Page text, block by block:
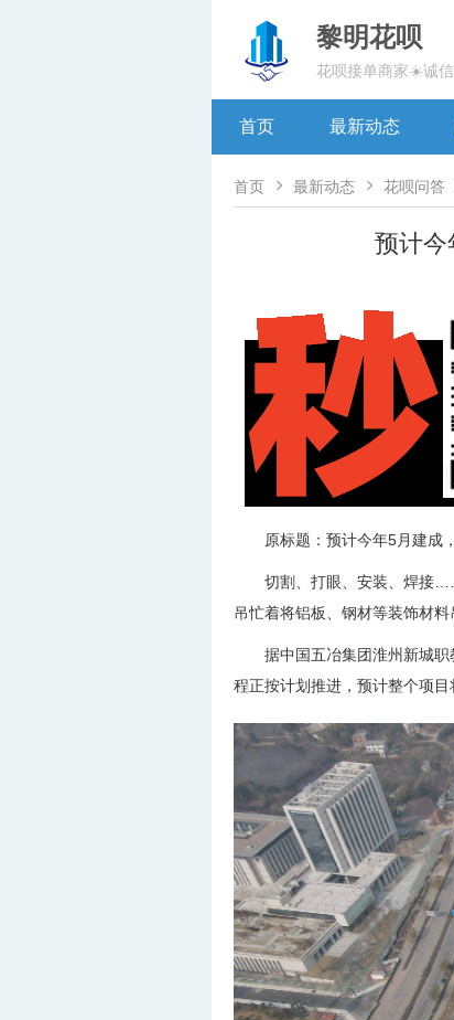
黎明花呗
花呗接单商家☀️诚
首页 最新动态
首页  最新动态  花呗问答
预计今
原标题：预计今年5月建成
切割、打眼、安装、焊接
吊忙着将铝板、钢材等装饰材料
据中国五冶集团淮州新城
程正按计划推进，预计整个项目